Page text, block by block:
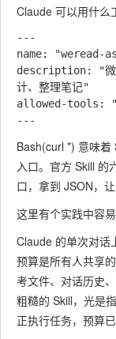
Claude 可以用什么
---
name: "weread-
description: "微信
计、整理笔记"
allowed-tools:
Bash(curl *) 意味
入口。官方 Skill 的
口，拿到 JSON，
这里有个实践中容易
Claude 的单次对话
预算是所有人共享
考文件、对话历史
粗糙的 Skill，光是
正执行任务，预算